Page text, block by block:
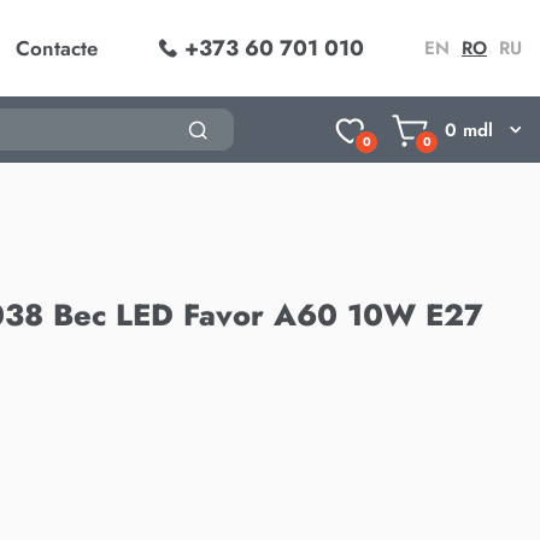
Contacte +373 60 701 010 EN RO RU
0 0 0 mdl
Bec LED Favor A60 10W E27